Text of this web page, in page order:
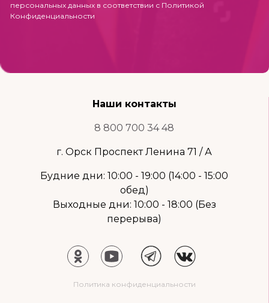
персональных данных в соответствии с Политикой
Конфиденциальности
Наши контакты
8 800 700 34 48
г. Орск Проспект Ленина 71 / А
Будние дни: 10:00 - 19:00 (14:00 - 15:00
обед)
Выходные дни: 10:00 - 18:00 (Без
перерыва)
Политика конфиденциальности